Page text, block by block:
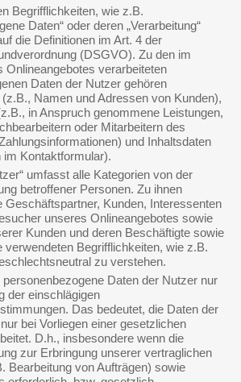
Begrifflichkeiten, wie z.B.
Daten“ oder deren „Verarbeitung“
die Definitionen im Art. 4 der
(DSGVO). Zu den im
Onlineangebotes verarbeiteten
Daten der Nutzer gehören
Namen und Adressen von Kunden),
in Anspruch genommene Leistungen,
oder Mitarbeitern des
und Inhaltsdaten
im Kontaktformular).
umfasst alle Kategorien von der
betroffener Personen. Zu ihnen
Geschäftspartner, Kunden, Interessenten
unseres Onlineangebotes sowie
Kunden und deren Beschäftigte sowie
verwendeten Begrifflichkeiten, wie z.B.
zu verstehen.
Daten der Nutzer nur
der einschlägigen
Das bedeutet, die Daten der
bei Vorliegen einer gesetzlichen
D.h., insbesondere wenn die
zur Erbringung unserer vertraglichen
Bearbeitung von Aufträgen) sowie